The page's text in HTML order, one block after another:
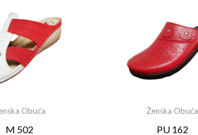
Obuća
M 502
Ženska Obuća
PU 162